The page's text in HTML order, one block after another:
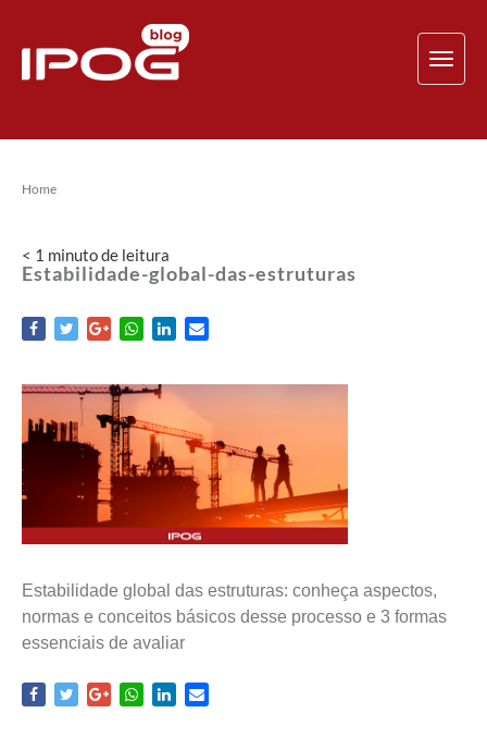
Home
< 1 minutode leitura
Estabilidade-global-das-estruturas
Estabilidade global das estruturas: conheça aspectos,
normas e conceitos básicos desse processo e 3 formas
essenciais de avaliar